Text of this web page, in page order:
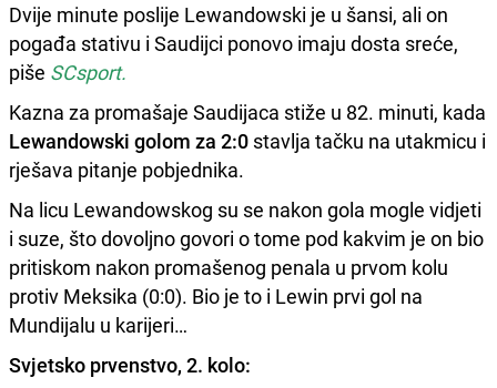
Dvije minute poslije Lewandowski je u šansi, ali on
pogađa stativu i Saudijci ponovo imaju dosta sreće,
piše SCsport.
Kazna za promašaje Saudijaca stiže u 82. minuti, kada
Lewandowski golom za 2:0 stavlja tačku na utakmicu i
rješava pitanje pobjednika.
Na licu Lewandowskog su se nakon gola mogle vidjeti
i suze, što dovoljno govori o tome pod kakvim je on bio
pritiskom nakon promašenog penala u prvom kolu
protiv Meksika (0:0). Bio je to i Lewin prvi gol na
Mundijalu u karijeri…
Svjetsko prvenstvo, 2. kolo: